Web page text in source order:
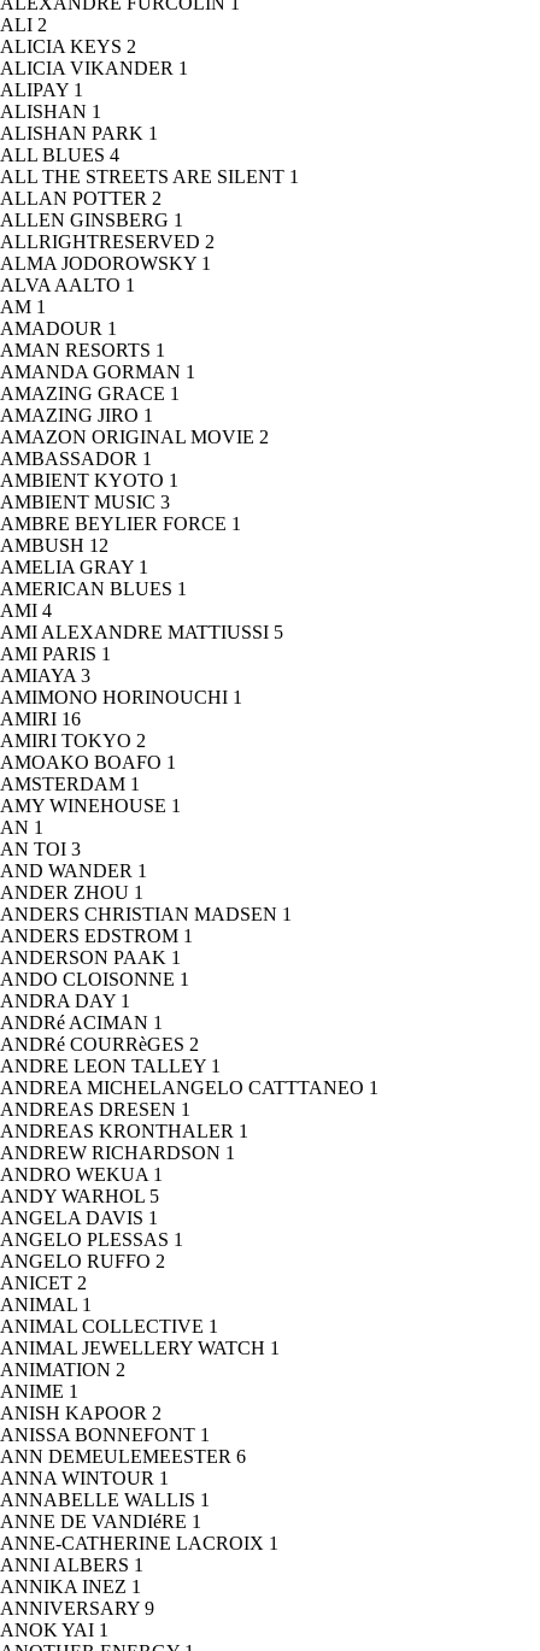
ALI 2
ALICIA KEYS 2
ALICIA VIKANDER 1
ALIPAY 1
ALISHAN 1
ALISHAN PARK 1
ALL BLUES 4
ALL THE STREETS ARE SILENT 1
ALLAN POTTER 2
ALLEN GINSBERG 1
ALLRIGHTRESERVED 2
ALMA JODOROWSKY 1
ALVA AALTO 1
AM 1
AMADOUR 1
AMAN RESORTS 1
AMANDA GORMAN 1
AMAZING GRACE 1
AMAZING JIRO 1
AMAZON ORIGINAL MOVIE 2
AMBASSADOR 1
AMBIENT KYOTO 1
AMBIENT MUSIC 3
AMBRE BEYLIER FORCE 1
AMBUSH 12
AMELIA GRAY 1
AMERICAN BLUES 1
AMI 4
AMI ALEXANDRE MATTIUSSI 5
AMI PARIS 1
AMIAYA 3
AMIMONO HORINOUCHI 1
AMIRI 16
AMIRI TOKYO 2
AMOAKO BOAFO 1
AMSTERDAM 1
AMY WINEHOUSE 1
AN 1
AN TOI 3
AND WANDER 1
ANDER ZHOU 1
ANDERS CHRISTIAN MADSEN 1
ANDERS EDSTROM 1
ANDERSON PAAK 1
ANDO CLOISONNE 1
ANDRA DAY 1
ANDRé ACIMAN 1
ANDRé COURRèGES 2
ANDRE LEON TALLEY 1
ANDREA MICHELANGELO CATTTANEO 1
ANDREAS DRESEN 1
ANDREAS KRONTHALER 1
ANDREW RICHARDSON 1
ANDRO WEKUA 1
ANDY WARHOL 5
ANGELA DAVIS 1
ANGELO PLESSAS 1
ANGELO RUFFO 2
ANICET 2
ANIMAL 1
ANIMAL COLLECTIVE 1
ANIMAL JEWELLERY WATCH 1
ANIMATION 2
ANIME 1
ANISH KAPOOR 2
ANISSA BONNEFONT 1
ANN DEMEULEMEESTER 6
ANNA WINTOUR 1
ANNABELLE WALLIS 1
ANNE DE VANDIéRE 1
ANNE-CATHERINE LACROIX 1
ANNI ALBERS 1
ANNIKA INEZ 1
ANNIVERSARY 9
ANOK YAI 1